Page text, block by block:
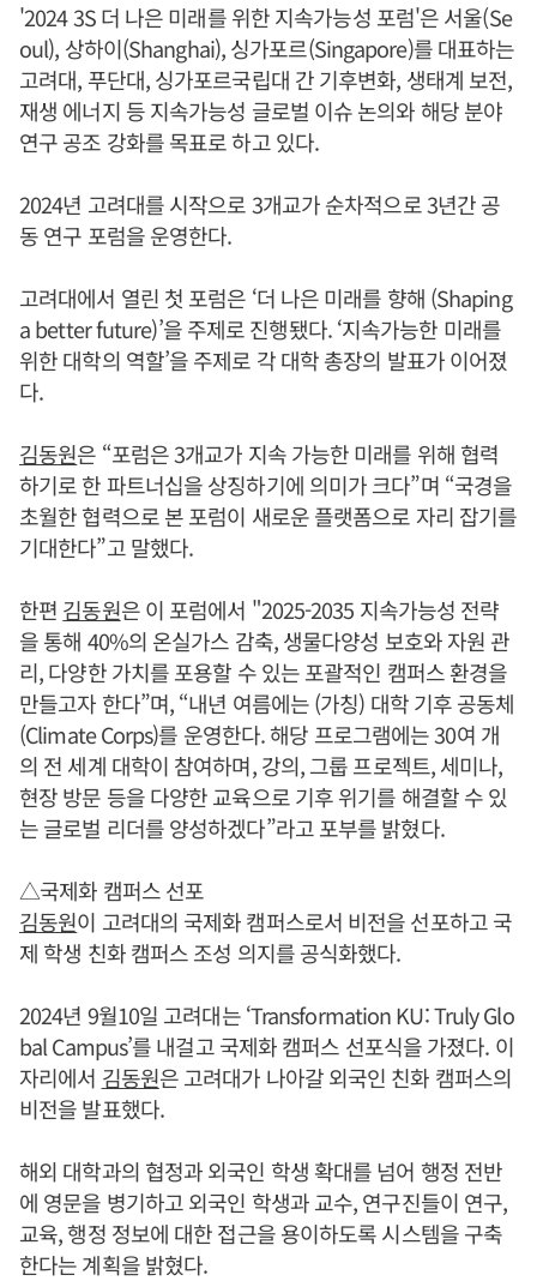
'2024 3S 더 나은 미래를 위한 지속가능성 포럼'은 서울(Se
oul), 상하이(Shanghai), 싱가포르(Singapore)를 대표하는
고려대, 푸단대, 싱가포르국립대 간 기후변화, 생태계 보전,
재생 에너지 등 지속가능성 글로벌 이슈 논의와 해당 분야
연구 공조 강화를 목표로 하고 있다.
2024년 고려대를 시작으로 3개교가 순차적으로 3년간 공
동 연구 포럼을 운영한다.
고려대에서 열린 첫 포럼은 ‘더 나은 미래를 향해 (Shaping
a better future)’을 주제로 진행됐다. ‘지속가능한 미래를
위한 대학의 역할’을 주제로 각 대학 총장의 발표가 이어졌
다.
김동원은 “포럼은 3개교가 지속 가능한 미래를 위해 협력
하기로 한 파트너십을 상징하기에 의미가 크다”며 “국경을
초월한 협력으로 본 포럼이 새로운 플랫폼으로 자리 잡기를
기대한다”고 말했다.
한편 김동원은 이 포럼에서 "2025-2035 지속가능성 전략
을 통해 40%의 온실가스 감축, 생물다양성 보호와 자원 관
리, 다양한 가치를 포용할 수 있는 포괄적인 캠퍼스 환경을
만들고자 한다”며, “내년 여름에는 (가칭) 대학 기후 공동체
(Climate Corps)를 운영한다. 해당 프로그램에는 30여 개
의 전 세계 대학이 참여하며, 강의, 그룹 프로젝트, 세미나,
현장 방문 등을 다양한 교육으로 기후 위기를 해결할 수 있
는 글로벌 리더를 양성하겠다”라고 포부를 밝혔다.
△국제화 캠퍼스 선포
김동원이 고려대의 국제화 캠퍼스로서 비전을 선포하고 국
제 학생 친화 캠퍼스 조성 의지를 공식화했다.
2024년 9월10일 고려대는 ‘Transformation KU: Truly Glo
bal Campus’를 내걸고 국제화 캠퍼스 선포식을 가졌다. 이
자리에서 김동원은 고려대가 나아갈 외국인 친화 캠퍼스의
비전을 발표했다.
해외 대학과의 협정과 외국인 학생 확대를 넘어 행정 전반
에 영문을 병기하고 외국인 학생과 교수, 연구진들이 연구,
교육, 행정 정보에 대한 접근을 용이하도록 시스템을 구축
한다는 계획을 밝혔다.